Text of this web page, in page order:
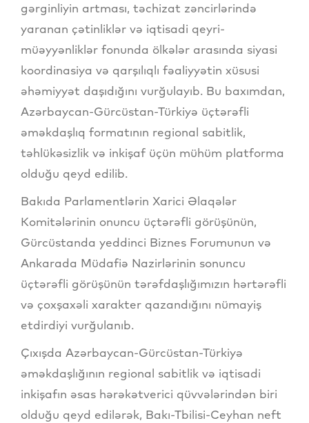
gərginliyin artması, təchizat zəncirlərində
yaranan çətinliklər və iqtisadi qeyri-
müəyyənliklər fonunda ölkələr arasında siyasi
koordinasiya və qarşılıqlı fəaliyyətin xüsusi
əhəmiyyət daşıdığını vurğulayıb. Bu baxımdan,
Azərbaycan-Gürcüstan-Türkiyə üçtərəfli
əməkdaşlıq formatının regional sabitlik,
təhlükəsizlik və inkişaf üçün mühüm platforma
olduğu qeyd edilib.
Bakıda Parlamentlərin Xarici Əlaqələr
Komitələrinin onuncu üçtərəfli görüşünün,
Gürcüstanda yeddinci Biznes Forumunun və
Ankarada Müdafiə Nazirlərinin sonuncu
üçtərəfli görüşünün tərəfdaşlığımızın hərtərəfli
və çoxşaxəli xarakter qazandığını nümayiş
etdirdiyi vurğulanıb.
Çıxışda Azərbaycan-Gürcüstan-Türkiyə
əməkdaşlığının regional sabitlik və iqtisadi
inkişafın əsas hərəkətverici qüvvələrindən biri
olduğu qeyd edilərək, Bakı-Tbilisi-Ceyhan neft